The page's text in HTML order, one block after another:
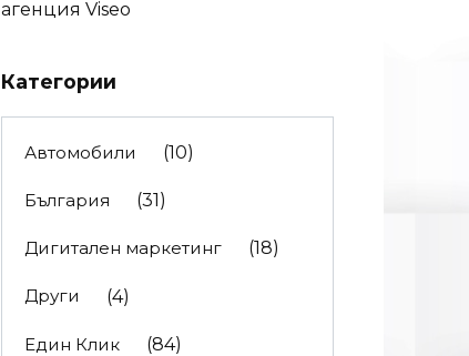
агенция Viseo
Категории
Автомобили (10)
България (31)
Дигитален маркетинг (18)
Други (4)
Един Клик (84)